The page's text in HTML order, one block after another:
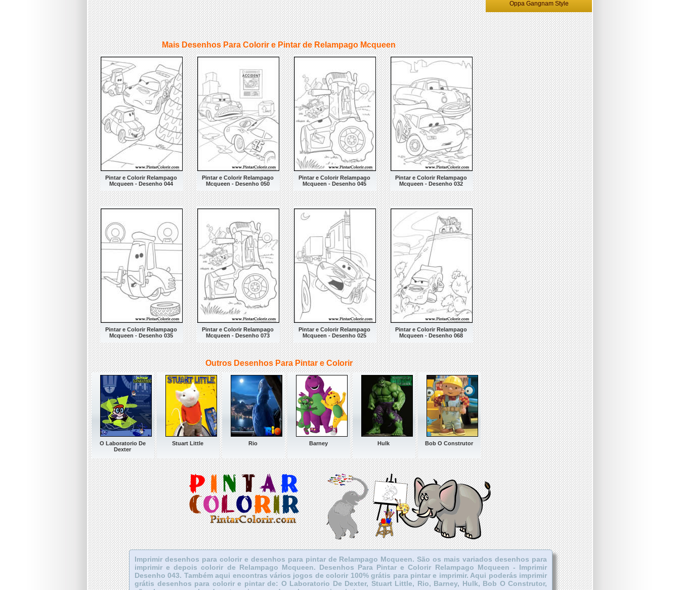
Mais Desenhos Para Colorir e Pintar de Relampago Mcqueen
Pintar e Colorir Relampago
Mcqueen - Desenho 044
Pintar e Colorir Relampago
Mcqueen - Desenho 050
Pintar e Colorir Relampago
Mcqueen - Desenho 045
Pintar e Colorir Relampago
Mcqueen - Desenho 032
Pintar e Colorir Relampago
Mcqueen - Desenho 035
Pintar e Colorir Relampago
Mcqueen - Desenho 073
Pintar e Colorir Relampago
Mcqueen - Desenho 025
Pintar e Colorir Relampago
Mcqueen - Desenho 068
Outros Desenhos Para Pintar e Colorir
O Laboratorio De
Dexter
Stuart Little Rio Barney Hulk Bob O Construtor
Oppa Gangnam Style
Imprimir desenhos para colorir e desenhos para pintar de Relampago Mcqueen. São os mais variados desenhos para
imprimir e depois colorir de Relampago Mcqueen. Desenhos Para Pintar e Colorir Relampago Mcqueen - Imprimir
Desenho 043. Também aqui encontras vários jogos de colorir 100% grátis para pintar e imprimir. Aqui poderás imprimir
grátis desenhos para colorir e pintar de: O Laboratorio De Dexter, Stuart Little, Rio, Barney, Hulk, Bob O Construtor,